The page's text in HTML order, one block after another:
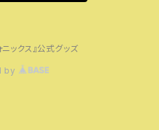
ックス』公式グッズ
by